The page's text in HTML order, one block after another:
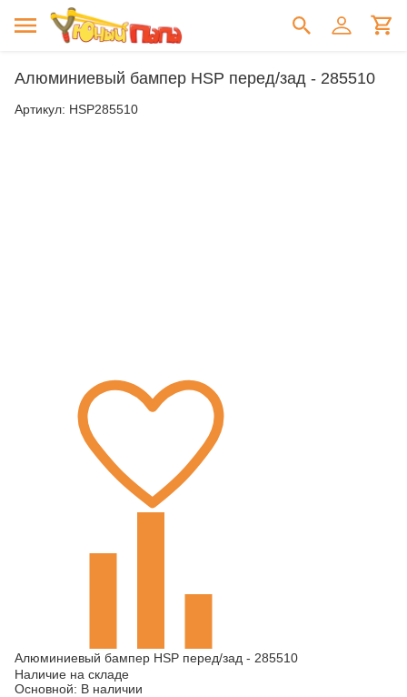
Алюминиевый бампер HSP перед/зад - 285510
Артикул: HSP285510
Алюминиевый бампер HSP перед/зад - 285510
Наличие на складе
Основной: В наличии